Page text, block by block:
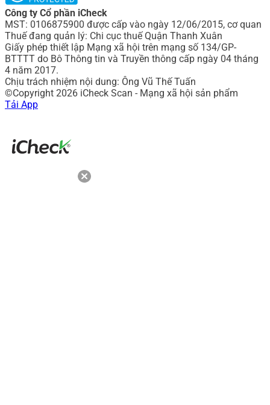
Công ty Cổ phần iCheck
MST: 0106875900 được cấp vào ngày 12/06/2015, cơ quan
Thuế đang quản lý: Chi cục thuế Quận Thanh Xuân
Giấy phép thiết lập Mạng xã hội trên mạng số 134/GP-
BTTTT do Bô Thông tin và Truyền thông cấp ngày 04 tháng
4 năm 2017.
Chịu trách nhiệm nội dung: Ông Vũ Thế Tuấn
©Copyright 2026 iCheck Scan - Mạng xã hội sản phẩm
Tải App